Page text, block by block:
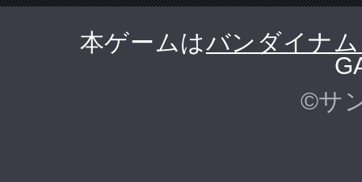
本ゲームはバンダイナ
©サ